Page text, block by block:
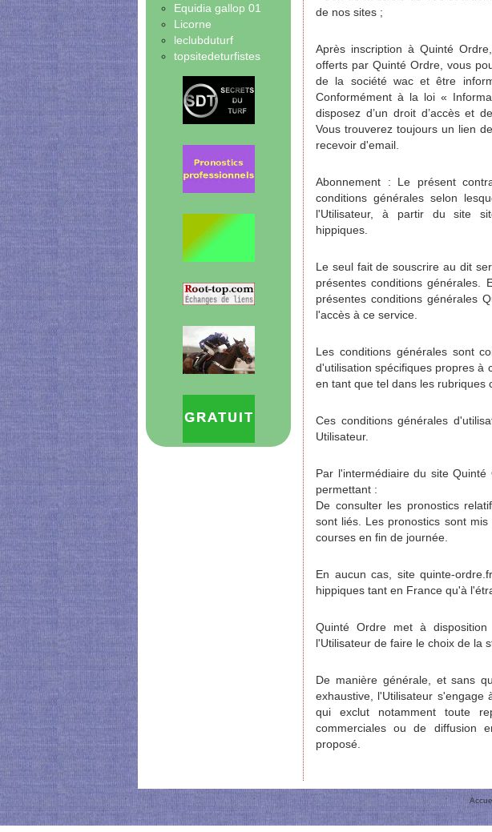
Equidia gallop 01
Licorne
leclubduturf
topsitedeturfistes
de nos sites ;
Après inscription à Quinté
offerts par Quinté Ordre, vous
de la société wac et être
Conformément à la loi «
disposez d’un droit d’accès et
Vous trouverez toujours un lien
recevoir d'email.
Abonnement : Le présent
conditions générales selon
l'Utilisateur, à partir du site
hippiques.
Le seul fait de souscrire au dit
présentes conditions générales.
présentes conditions générales
l'accès à ce service.
Les conditions générales sont
d'utilisation spécifiques propres à
en tant que tel dans les rubriques
Ces conditions générales
Utilisateur.
Par l'intermédiaire du site
permettant :
De consulter les pronostics
sont liés. Les pronostics sont
courses en fin de journée.
En aucun cas, site quinte-
hippiques tant en France qu'à
Quinté Ordre met à
l'Utilisateur de faire le choix de la
De manière générale, et sans
exhaustive, l'Utilisateur s'engage
qui exclut notamment toute
commerciales ou de diffusion
proposé.